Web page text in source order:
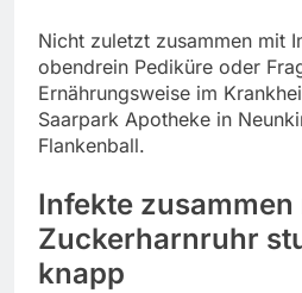
Nicht zuletzt zusammen mit
obendrein Pediküre oder
Ernährungsweise im
Saarpark Apotheke in
Flankenball.
Infekte zusammen
Zuckerharnruhr
knapp